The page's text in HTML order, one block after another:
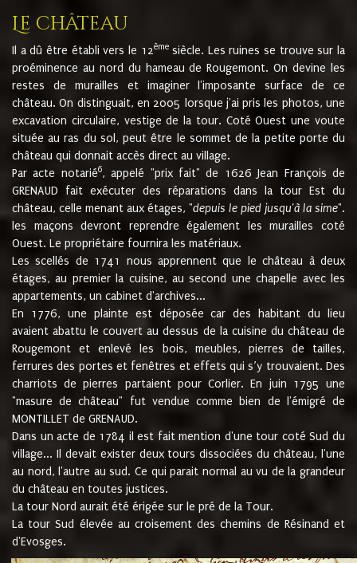
Le château
Il a dû être établi vers le 12èmesiècle. Les ruines se trouve sur la
proéminence au nord du hameau de Rougemont. On devine les
restes de murailles et imaginer l'imposante surface de ce
château. On distinguait, en 2005 lorsque j'ai pris les photos, une
excavation circulaire, vestige de la tour. Coté Ouest une voute
située au ras du sol, peut être le sommet de la petite porte du
château qui donnait accès direct au village.
Par acte notarié6, appelé "prix fait" de 1626 Jean François de
GRENAUD fait exécuter des réparations dans la tour Est du
château, celle menant aux étages, "depuis le pied jusqu'à la sime".
les maçons devront reprendre également les murailles coté
Ouest. Le propriétaire fournira les matériaux.
Les scellés de 1741 nous apprennent que le château à deux
étages, au premier la cuisine, au second une chapelle avec les
appartements, un cabinet d'archives...
En 1776, une plainte est déposée car des habitant du lieu
avaient abattu le couvert au dessus de la cuisine du château de
Rougemont et enlevé les bois, meubles, pierres de tailles,
ferrures des portes et fenêtres et effets qui s’y trouvaient. Des
charriots de pierres partaient pour Corlier. En juin 1795 une
"masure de château" fut vendue comme bien de l'émigré de
MONTILLET de GRENAUD.
Dans un acte de 1784 il est fait mention d'une tour coté Sud du
village... Il devait exister deux tours dissociées du château, l'une
au nord, l'autre au sud. Ce qui parait normal au vu de la grandeur
du château en toutes justices.
La tour Nord aurait été érigée sur le pré de la Tour.
La tour Sud élevée au croisement des chemins de Résinand et
d'Evosges.